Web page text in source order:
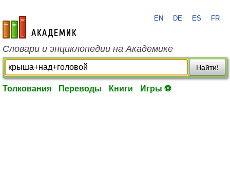
academic.ru
EN DE ES FR
Словари и энциклопедии на Академике
Найти!
Толкования Переводы Книги Игры ⚽